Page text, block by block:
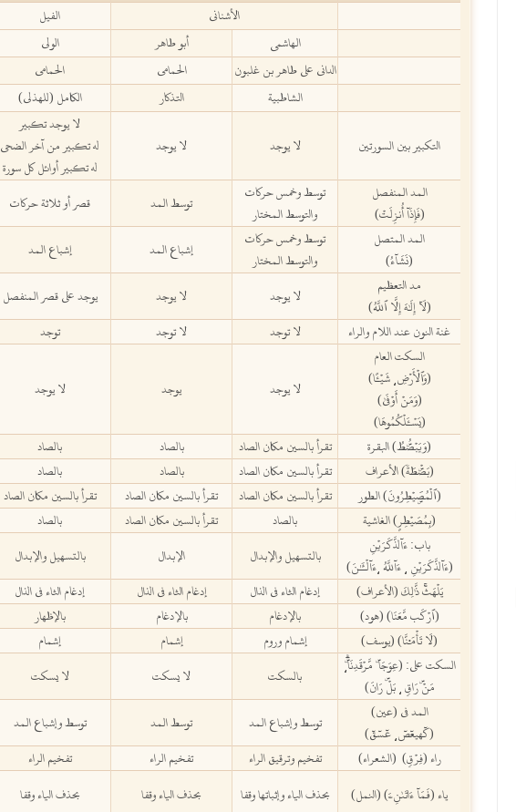
الأشناني
الفيل
الهاشمي
أبو طاهر الولي
الداني على طاهر بن غلبون
الحمامي الحمامي
الشاطبية
التذكار الكامل (للهذلي)
التكبير بين السورتين لا يوجد لا يوجد
لا يوجد تكبير
له تكبير من آخر الضحى
له تكبير أوائل كل سورة
المد المنفصل
(فَإِذَآ أُنزِلَتۡ)
توسط وخمس حركات
والتوسط المختار
توسط المد قصر أو ثلاثة حركات
المد المتصل
(نَشَآءُ)
توسط وخمس حركات
والتوسط المختار
إشباع المد إشباع المد
مد التعظيم
(لَآ إِلَٰهَ إِلَّا ٱللَّهُ)
لا يوجد لا يوجد يوجد على قصر المنفصل
غنة النون عند اللام والراء
لا توجد لا توجد توجد
السكت العام
(وَٱلۡأَرۡضِ، شَيۡـًٔا)
(وَمَنۡ أَوۡفَىٰ)
(يَسۡـَٔلۡكُمُوهَا)
لا يوجد يوجد لا يوجد
(وَيَبۡصُۜطُ) البقرة تقرأ بالسين مكان الصاد بالصاد بالصاد
(بَصۜۡطَةٗ) الأعراف
تقرأ بالسين مكان الصاد بالصاد بالصاد
(ٱلۡمُصَۜيۡطِرُونَ) الطور
تقرأ بالسين مكان الصاد تقرأ بالسين مكان الصاد تقرأ بالسين مكان الصاد
(بِمُصَيۡطِرٍ) الغاشية
بالصاد تقرأ بالسين مكان الصاد بالصاد
باب: ءَآلذَّكَرَيۡنِ
(ءَآلذَّكَرَيۡنِ ، ءَآللَّهُ ،ءَآلۡـَٰٔنَ) بالتسهيل والإبدال الإبدال بالتسهيل والإبدال
يَلۡهَثۚ ذَّٰلِكَ (الأعراف)
إدغام الثاء في الذال إدغام الثاء في الذال إدغام الثاء في الذال
(ٱرۡكَب مَّعَنَا) (هود)
بالإدغام بالإدغام بالإظهار
(لَا تَأۡمَ۬نَّا) (يوسف)
إشمام وروم إشمام إشمام
السكت على: (عِوَجَاۜ مَّرۡقَدِنَاۜۗ،
مَنۡۜ رَاقٖ ، بَلۡۜ رَانَ) بالسكت لا يسكت لا يسكت
المد في (عين)
(كٓهيعٓصٓ، عٓسٓقٓ) توسط وإشباع المد توسط المد توسط وإشباع المد
راء (فِرۡقٖ) (الشعراء)
تفخيم وترقيق الراء تفخيم الراء تفخيم الراء
ياء (فَمَآ ءَاتَىٰنِۦَ) (النمل)
بحذف الياء وإثباتها وقفا بحذف الياء وقفا بحذف الياء وقفا